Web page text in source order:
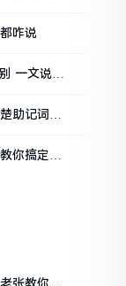
咋说
一文说清
助记词和
你搞定